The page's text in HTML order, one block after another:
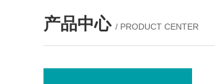
产品中心 / PRODUCT CENTER